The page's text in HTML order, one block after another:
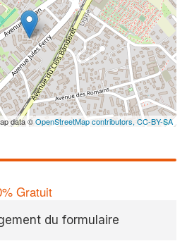
data ©OpenStreetMap contributors, CC-BY-SA
Gratuit
du formulaire